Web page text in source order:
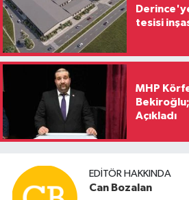
tesisi
MHP
Bekiroğlu;
Açıkladı
EDITÖR HAKKINDA
Can Bozalan